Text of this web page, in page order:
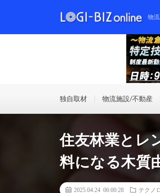
物
独自取材 物流施設/不動産
住友林業とレ
料になる木質
2025.04.24 06:00:28 テクノ